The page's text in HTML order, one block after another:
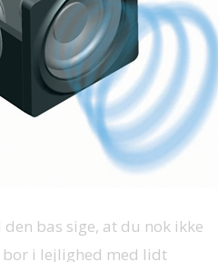
bas sige, at du nok ikke
i lejlighed med lidt